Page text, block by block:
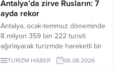
Antalya’da zirve Rusların: 7
ayda rekor
Antalya, ocak-temmuz döneminde
8 milyon 359 bin 222 turisti
ağırlayarak turizmde hareketli bir
dönemi geride bıraktı. 1 milyon
979 bin ziyaretçiyle listenin ilk
TURİZM HABER 06.08.2026